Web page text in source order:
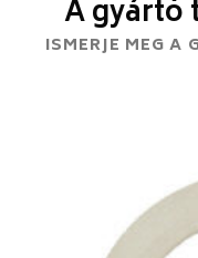
A gyártó
ISMERJE MEG A